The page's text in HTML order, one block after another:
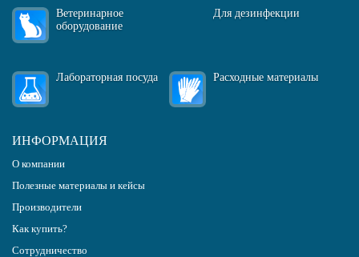
Ветеринарное
оборудование
Для дезинфекции
Лабораторная посуда Расходные материалы
ИНФОРМАЦИЯ
О компании
Полезные материалы и кейсы
Производители
Как купить?
Сотрудничество